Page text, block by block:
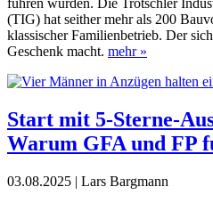
führen würden. Die Trötschler
(TIG) hat seither mehr als 200 Bau
klassischer Familienbetrieb. Der
Geschenk macht. mehr »
Start mit 5-Sterne-
Warum GFA und FP
03.08.2025 | Lars Bargmann